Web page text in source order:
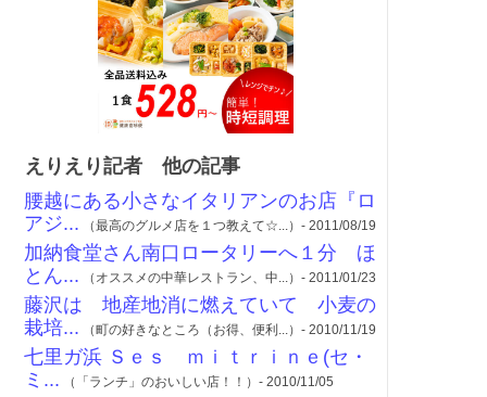
えりえり記者 他の記事
腰越にある小さなイタリアンのお店『ロ
アジ... （最高のグルメ店を１つ教えて☆...）- 2011/08/19
加納食堂さん南口ロータリーへ１分 ほ
とん... （オススメの中華レストラン、中...）- 2011/01/23
藤沢は 地産地消に燃えていて 小麦の
栽培... （町の好きなところ（お得、便利...）- 2010/11/19
七里ガ浜 Ｓｅｓ ｍｉｔｒｉｎｅ(セ・
ミ... （「ランチ」のおいしい店！！）- 2010/11/05